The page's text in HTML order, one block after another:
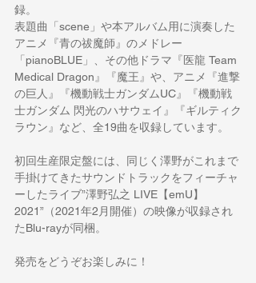
録。
表題曲「scene」や本アルバム用に演奏した
アニメ『青の祓魔師』のメドレー
「pianoBLUE」、その他ドラマ『医龍 Team
Medical Dragon』『魔王』や、アニメ『進撃
の巨人』『機動戦士ガンダムUC』『機動戦
士ガンダム 閃光のハサウェイ』『ギルティク
ラウン』など、全19曲を収録しています。
初回生産限定盤には、同じく澤野がこれまで
手掛けてきたサウンドトラックをフィーチャ
ーしたライブ”澤野弘之 LIVE【emU】
2021”（2021年2月開催）の映像が収録され
たBlu-rayが同梱。
発売をどうぞお楽しみに！